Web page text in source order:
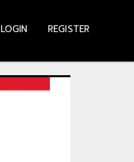
LOGIN REGISTER